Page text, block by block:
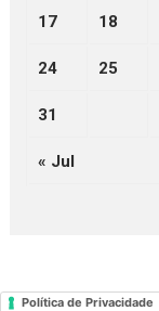
17 18
24 25
31
« Jul
Política de Privacidade